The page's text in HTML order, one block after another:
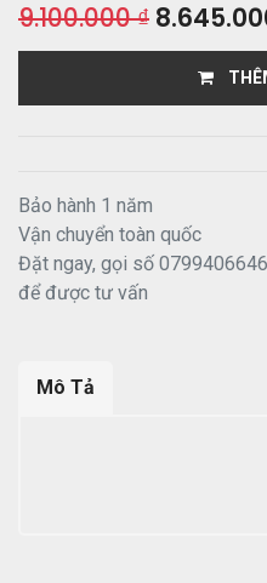
9.100.000₫
Bảo hành 1 năm
Vận chuyển toàn quốc
Đặt ngay, gọi số
để được tư vấn
Mô Tả